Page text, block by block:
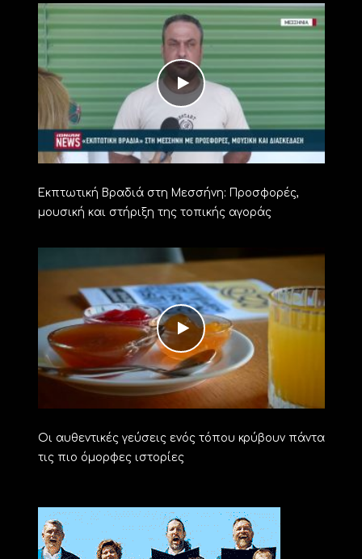
Εκπτωτική Βραδιά στη Μεσσήνη: Προσφορές,
μουσική και στήριξη της τοπικής αγοράς
Οι αυθεντικές γεύσεις ενός τόπου κρύβουν πάντα
τις πιο όμορφες ιστορίες